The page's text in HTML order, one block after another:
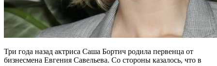
Три года назад актриса Саша Бортич родила первенца от
бизнесмена Евгения Савельева. Со стороны казалось, что в